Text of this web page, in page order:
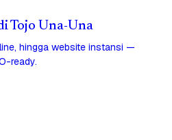
Tojo Una-Una
hingga website instansi —
ready.